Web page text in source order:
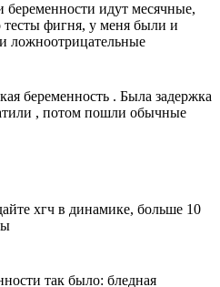
беременности идут месячные,
тесты фигня, у меня были и
ложноотрицательные
беременность . Была задержка
, потом пошли обычные
хгч в динамике, больше 10
так было: бледная